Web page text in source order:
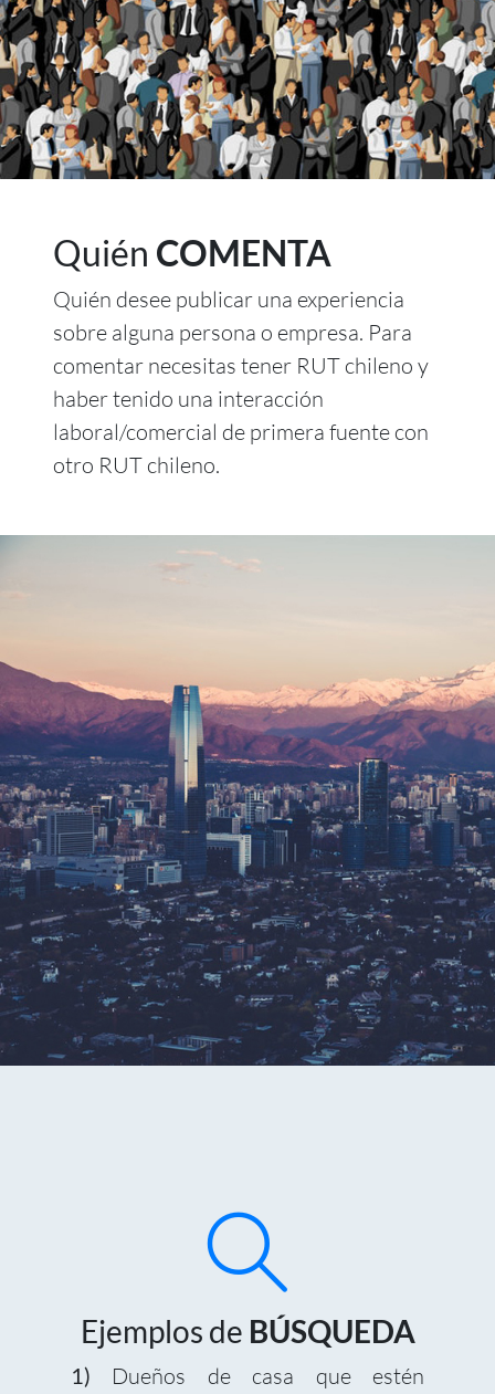
Quién COMENTA
Quién desee publicar una experiencia
sobre alguna persona o empresa. Para
comentar necesitas tener RUT chileno y
haber tenido una interacción
laboral/comercial de primera fuente con
otro RUT chileno.
Ejemplos de BÚSQUEDA
1) Dueños de casa que estén